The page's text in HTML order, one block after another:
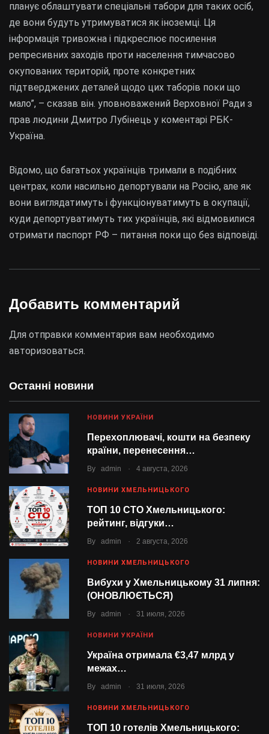
Останні новини
НОВИНИ УКРАЇНИ
Перехоплювачі, кошти на безпеку
країни, перенесення…
By admin . 4 августа, 2026
НОВИНИ ХМЕЛЬНИЦЬКОГО
ТОП 10 СТО Хмельницького:
рейтинг, відгуки…
By admin . 2 августа, 2026
НОВИНИ ХМЕЛЬНИЦЬКОГО
Вибухи у Хмельницькому 31 липня:
(ОНОВЛЮЄТЬСЯ)
By admin . 31 июля, 2026
НОВИНИ УКРАЇНИ
Україна отримала €3,47 млрд у
межах…
By admin . 31 июля, 2026
НОВИНИ ХМЕЛЬНИЦЬКОГО
ТОП 10 готелів Хмельницького:
планує облаштувати спеціальні табори для таких осіб,
де вони будуть утримуватися як іноземці. Ця
інформація тривожна і підкреслює посилення
репресивних заходів проти населення тимчасово
окупованих територій, проте конкретних
підтверджених деталей щодо цих таборів поки що
мало”, – сказав він. уповноважений Верховної Ради з
прав людини Дмитро Лубінець у коментарі РБК-
Україна.
Відомо, що багатьох українців тримали в подібних
центрах, коли насильно депортували на Росію, але як
вони виглядатимуть і функціонуватимуть в окупації,
куди депортуватимуть тих українців, які відмовилися
отримати паспорт РФ – питання поки що без відповіді.
Добавить комментарий
Для отправки комментария вам необходимо
авторизоваться.